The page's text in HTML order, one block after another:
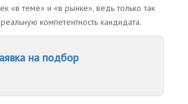
«в теме» и «в рынке», ведь только так
компетентность кандидата.
на подбор